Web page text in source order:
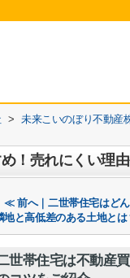
> 未来こいのぼり不動産
！売れにくい理
≪ 前へ｜二世帯住宅はど
地と高低差のある土地と
世帯住宅は不動産